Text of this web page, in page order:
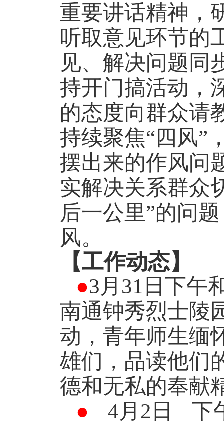
重要讲话精神，
听取意见环节的
见、解决问题同
持开门搞活动，
的态度向群众请
持续聚焦“四风”
摆出来的作风问
实解决关系群众
后一公里”的问
风。
【工作动态】
●3 月 31 日下午
南通钟秀烈士陵
动，青年师生缅
雄们，品读他们
德和无私的奉献
●
4月 2 日
下